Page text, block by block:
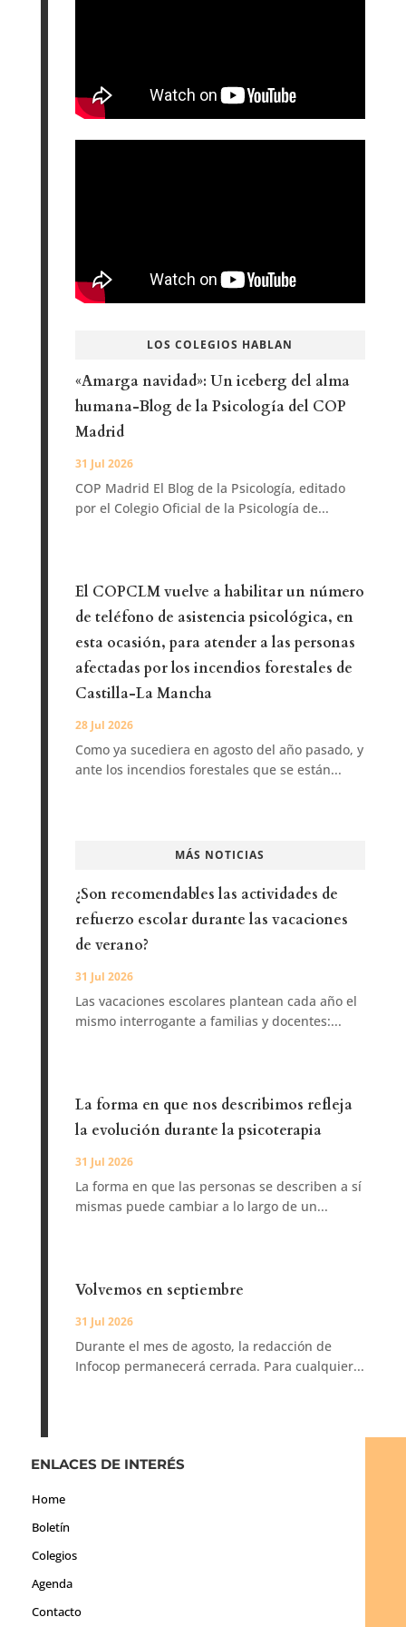
LOS COLEGIOS HABLAN
«Amarga navidad»: Un iceberg del alma
humana-Blog de la Psicología del COP
Madrid
31 Jul 2026
COP Madrid El Blog de la Psicología, editado
por el Colegio Oficial de la Psicología de...
El COPCLM vuelve a habilitar un número
de teléfono de asistencia psicológica, en
esta ocasión, para atender a las personas
afectadas por los incendios forestales de
Castilla-La Mancha
28 Jul 2026
Como ya sucediera en agosto del año pasado, y
ante los incendios forestales que se están...
MÁS NOTICIAS
¿Son recomendables las actividades de
refuerzo escolar durante las vacaciones
de verano?
31 Jul 2026
Las vacaciones escolares plantean cada año el
mismo interrogante a familias y docentes:...
La forma en que nos describimos refleja
la evolución durante la psicoterapia
31 Jul 2026
La forma en que las personas se describen a sí
mismas puede cambiar a lo largo de un...
Volvemos en septiembre
31 Jul 2026
Durante el mes de agosto, la redacción de
Infocop permanecerá cerrada. Para cualquier...
ENLACES DE INTERÉS
Home
Boletín
Colegios
Agenda
Contacto